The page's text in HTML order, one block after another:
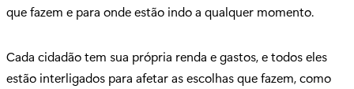
que fazem e para onde estão indo a qualquer momento.
Cada cidadão tem sua própria renda e gastos, e todos eles
estão interligados para afetar as escolhas que fazem, como